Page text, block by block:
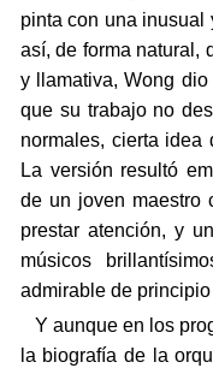
pinta con una inusual
así, de forma natural,
y llamativa, Wong
que su trabajo no
normales, cierta idea
La versión resultó
de un joven maestro
prestar atención, y
músicos
admirable de principio
Y aunque en los
la biografía de la